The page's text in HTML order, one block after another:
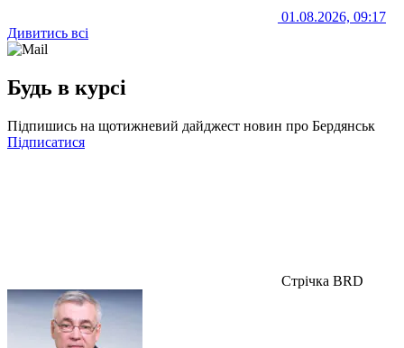
01.08.2026, 09:17
Дивитись всі
Будь в курсі
Підпишись на щотижневий дайджест новин про Бердянськ
Підписатися
Стрічка BRD